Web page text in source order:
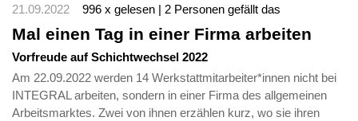
21.09.2022 996 x gelesen | 2 Personen gefällt das
Mal einen Tag in einer Firma arbeiten
Vorfreude auf Schichtwechsel 2022
Am 22.09.2022 werden 14 Werkstattmitarbeiter*innen nicht bei
INTEGRAL arbeiten, sondern in einer Firma des allgemeinen
Arbeitsmarktes. Zwei von ihnen erzählen kurz, wo sie ihren